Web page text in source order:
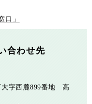
口」
合わせ先
大字西麓899番地 高